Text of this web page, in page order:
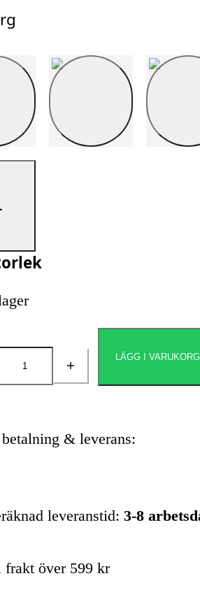
Antal
LÄGG I
betalning & leverans:
leveranstid: 3-8
frakt över 599 kr